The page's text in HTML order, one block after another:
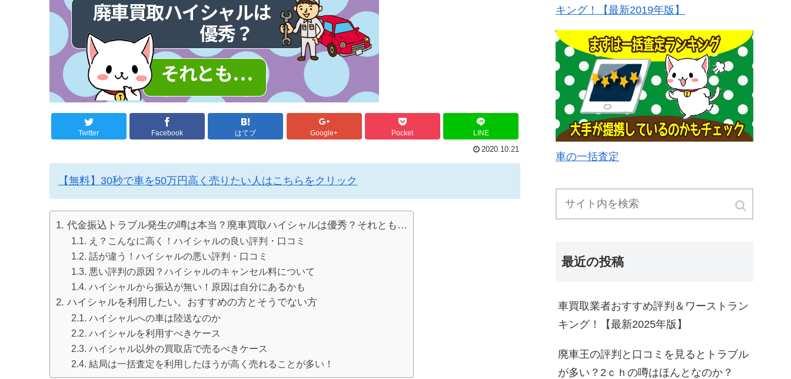
Twitter Facebook はてブ Google+ Pocket LINE
2020.10.21
【無料】30秒で車を50万円高く売りたい人はこちらをクリック
代金振込トラブル発生の噂は本当？廃車買取ハイシャルは優秀？それとも…
え？こんなに高く！ハイシャルの良い評判・口コミ
話が違う！ハイシャルの悪い評判・口コミ
悪い評判の原因？ハイシャルのキャンセル料について
ハイシャルから振込が無い！原因は自分にあるかも
ハイシャルを利用したい。おすすめの方とそうでない方
ハイシャルへの車は陸送なのか
ハイシャルを利用すべきケース
ハイシャル以外の買取店で売るべきケース
結局は一括査定を利用したほうが高く売れることが多い！
キング！【最新2019年版】
車の一括査定
最近の投稿
車買取業者おすすめ評判＆ワーストラン
キング！【最新2025年版】
廃車王の評判と口コミを見るとトラブル
が多い？2ｃｈの噂はほんとなのか？